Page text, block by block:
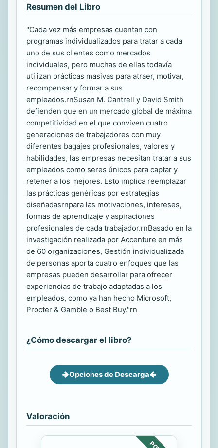
Resumen del Libro
"Cada vez más empresas cuentan con
programas individualizados para tratar a cada
uno de sus clientes como mercados
individuales, pero muchas de ellas todavía
utilizan prácticas masivas para atraer, motivar,
recompensar y formar a sus
empleados.rnSusan M. Cantrell y David Smith
defienden que en un mercado global de máxima
competitividad en el que conviven cuatro
generaciones de trabajadores con muy
diferentes bagajes profesionales, valores y
habilidades, las empresas necesitan tratar a sus
empleados como seres únicos para captar y
retener a los mejores. Esto implica reemplazar
las prácticas genéricas por estrategias
diseñadasrnpara las motivaciones, intereses,
formas de aprendizaje y aspiraciones
profesionales de cada trabajador.rnBasado en la
investigación realizada por Accenture en más
de 60 organizaciones, Gestión individualizada
de personas aporta cuatro enfoques que las
empresas pueden desarrollar para ofrecer
experiencias de trabajo adaptadas a los
empleados, como ya han hecho Microsoft,
Procter & Gamble o Best Buy."rn
¿Cómo descargar el libro?
Opciones de Descarga
Valoración